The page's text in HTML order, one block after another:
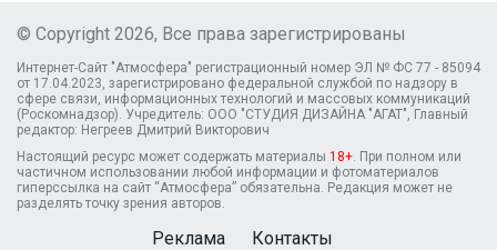
© Copyright 2026, Все права зарегистрированы
Интернет-Сайт "Атмосфера" регистрационный номер ЭЛ № ФС 77 - 85094
от 17.04.2023, зарегистрировано федеральной службой по надзору в
сфере связи, информационных технологий и массовых коммуникаций
(Роскомнадзор). Учредитель: ООО "СТУДИЯ ДИЗАЙНА "АГАТ", Главный
редактор: Негреев Дмитрий Викторович
Настоящий ресурс может содержать материалы 18+. При полном или
частичном использовании любой информации и фотоматериалов
гиперссылка на сайт “Атмосфера” обязательна. Редакция может не
разделять точку зрения авторов.
Реклама Контакты